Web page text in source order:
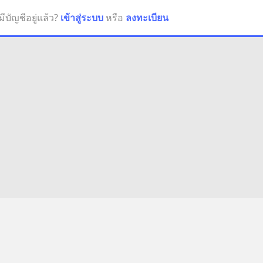
มีบัญชีอยู่แล้ว? เข้าสู่ระบบ หรือ ลงทะเบียน